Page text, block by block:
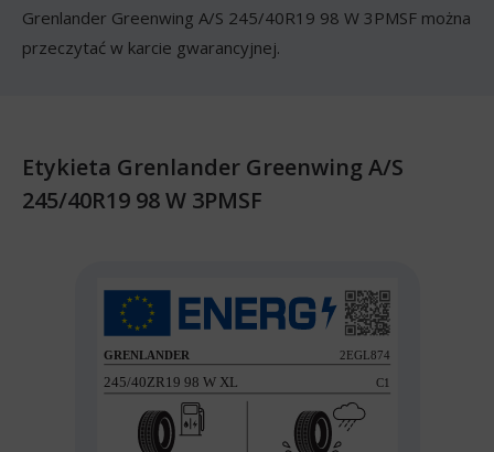
Grenlander Greenwing A/S 245/40R19 98 W 3PMSF można
przeczytać w karcie gwarancyjnej.
Etykieta Grenlander Greenwing A/S
245/40R19 98 W 3PMSF